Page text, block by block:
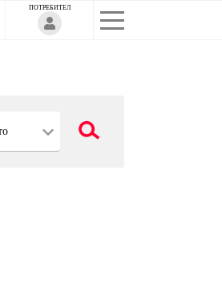
ПОТРЕБИТЕЛ